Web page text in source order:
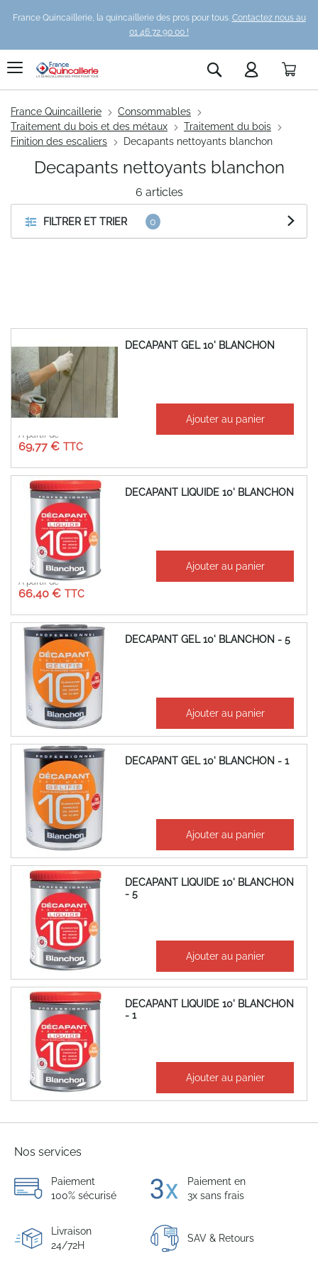
France Quincaillerie, la quincaillerie des pros pour tous. Contactez nous au
01 46 72 90 00 !
Rechercher
France Quincaillerie
Consommables
Traitement du bois et des métaux
Traitement du bois
Finition des escaliers
Decapants nettoyants blanchon
FILTRER ET TRIER
6 articles
Decapants nettoyants blanchon
DECAPANT GEL 10' BLANCHON
À partir de
69,77 €
Ajouter au panier
DECAPANT LIQUIDE 10' BLANCHON
À partir de
66,40 €
Ajouter au panier
DECAPANT GEL 10' BLANCHON - 5
245,50 €
204,58 € Ajouter au panier
DECAPANT GEL 10' BLANCHON - 1
69,77 €
58,14 € Ajouter au panier
DECAPANT LIQUIDE 10' BLANCHON
- 5
276,36 €
230,30 € Ajouter au panier
DECAPANT LIQUIDE 10' BLANCHON
- 1
66,40 €
55,33 € Ajouter au panier
Nos services
Paiement
100% sécurisé
Paiement en
3x sans frais
Livraison
24/72H
SAV & Retours